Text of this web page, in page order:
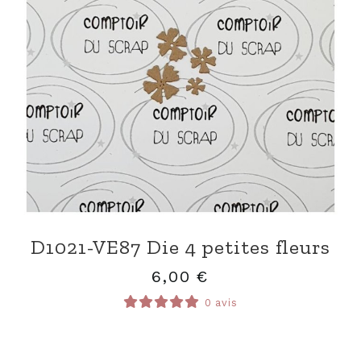
D1021-VE87 Die 4 petites fleurs
6,00 €
0 avis